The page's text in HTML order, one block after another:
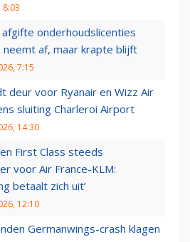
8:03
onderhoudslicenties
af, maar krapte blijft
7:15
deur voor Ryanair en Wizz Air
sluiting Charleroi Airport
14:30
First Class steeds
voor Air France-KLM:
betaalt zich uit’
12:10
Germanwings-crash klagen